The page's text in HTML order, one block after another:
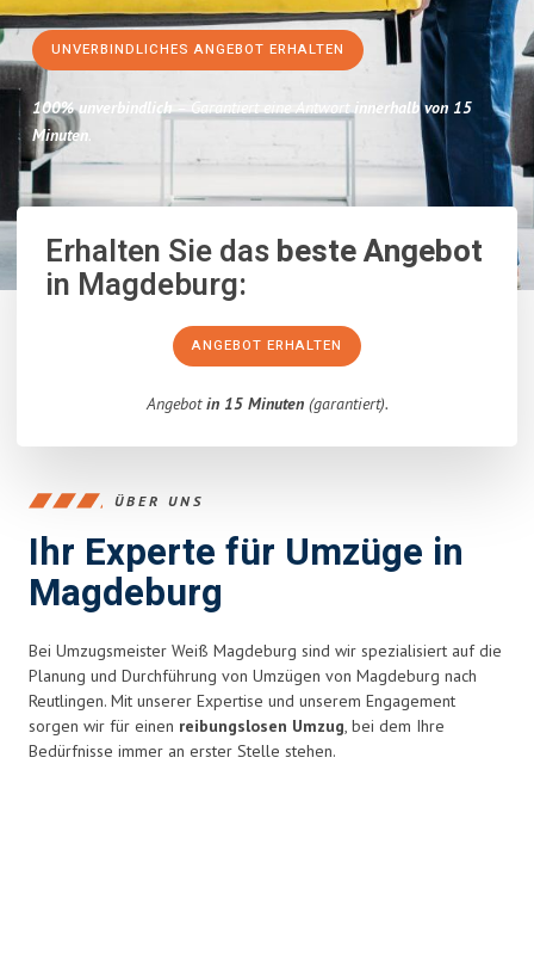
UNVERBINDLICHES ANGEBOT ERHALTEN
100% unverbindlich– Garantiert eine Antwortinnerhalb von 15
Minuten.
Erhalten Sie dasbeste Angebot
in Magdeburg:
ANGEBOT ERHALTEN
Angebotin 15 Minuten(garantiert).
ÜBER UNS
Ihr Experte für Umzüge in
Magdeburg
Bei Umzugsmeister Weiß Magdeburg sind wir spezialisiert auf die
Planung und Durchführung von Umzügen von Magdeburg nach
Reutlingen. Mit unserer Expertise und unserem Engagement
sorgen wir für einen reibungslosen Umzug, bei dem Ihre
Bedürfnisse immer an erster Stelle stehen.